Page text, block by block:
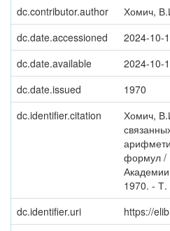
dc.contributor.author
Хомич,
dc.date.accessioned
2024-10-
dc.date.available
2024-10-
dc.date.issued
1970
dc.identifier.citation
Хомич,
формул /
1970. -
dc.identifier.uri
https://